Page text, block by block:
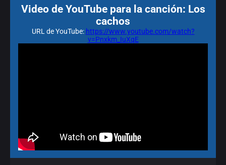
Video de YouTube para la canción: Los
cachos
URL de YouTube: https://www.youtube.com/watch?
v=Pnxkm_IuXqE